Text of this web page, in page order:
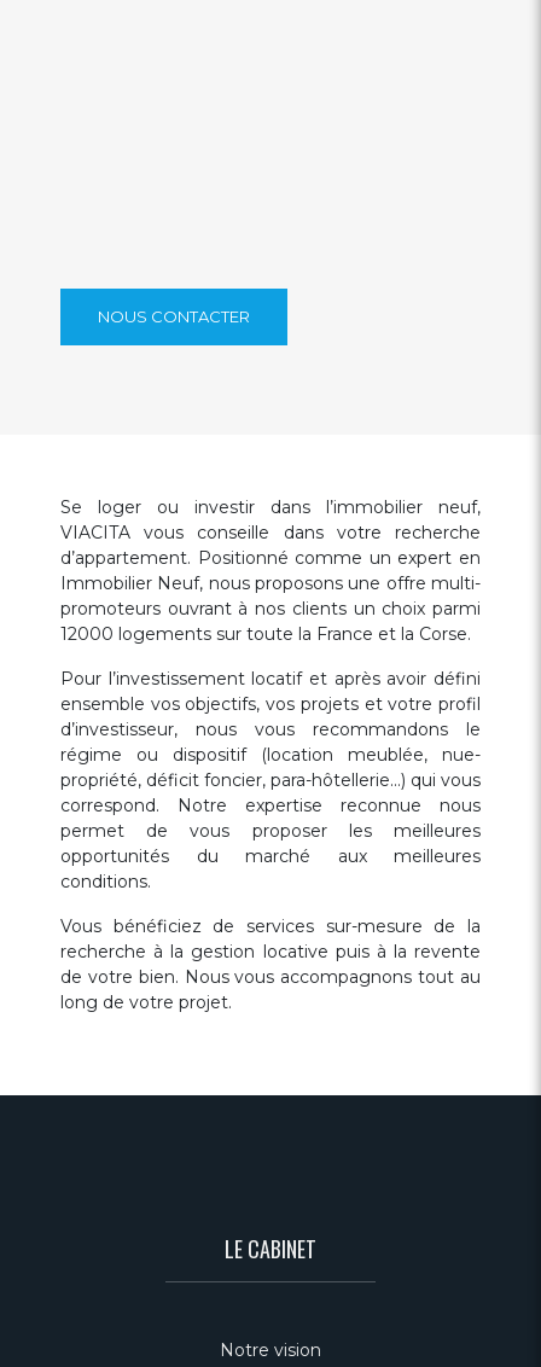
NOUS CONTACTER
Se loger ou investir dans l’immobilier neuf,
VIACITA vous conseille dans votre recherche
d’appartement. Positionné comme un expert en
Immobilier Neuf, nous proposons une offre multi-
promoteurs ouvrant à nos clients un choix parmi
12000 logements sur toute la France et la Corse.
Pour l’investissement locatif et après avoir défini
ensemble vos objectifs, vos projets et votre profil
d’investisseur, nous vous recommandons le
régime ou dispositif (location meublée, nue-
propriété, déficit foncier, para-hôtellerie…) qui vous
correspond. Notre expertise reconnue nous
permet de vous proposer les meilleures
opportunités du marché aux meilleures
conditions.
Vous bénéficiez de services sur-mesure de la
recherche à la gestion locative puis à la revente
de votre bien. Nous vous accompagnons tout au
long de votre projet.
LE CABINET
Notre vision